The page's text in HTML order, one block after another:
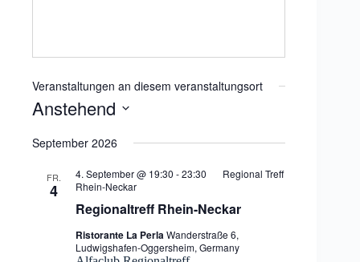
Veranstaltungen an diesem veranstaltungsort
Anstehend
a
September 2026
FR.
4
Regionaltreff Rhein-Neckar
4. September @ 19:30 -23:30
Regional Treff
Rhein-Neckar
Ristorante La PerlaWanderstraße 6,
Ludwigshafen-Oggersheim, Germany